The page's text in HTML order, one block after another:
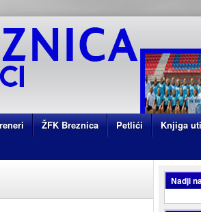
ŽFK Breznica Petlići Knjiga
Nadji